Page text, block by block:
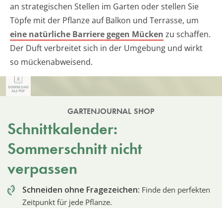
an strategischen Stellen im Garten oder stellen Sie
Töpfe mit der Pflanze auf Balkon und Terrasse, um
eine natürliche Barriere gegen Mücken zu schaffen.
Der Duft verbreitet sich in der Umgebung und wirkt
so mückenabweisend.
GARTENJOURNAL SHOP
Schnittkalender:
Sommerschnitt nicht
verpassen
Schneiden ohne Fragezeichen: Finde den perfekten
Zeitpunkt für jede Pflanze.